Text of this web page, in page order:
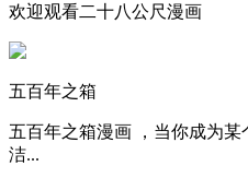
欢迎观看二十八公尺漫画
五百年之箱
五百年之箱漫画 ，当你成为
洁...